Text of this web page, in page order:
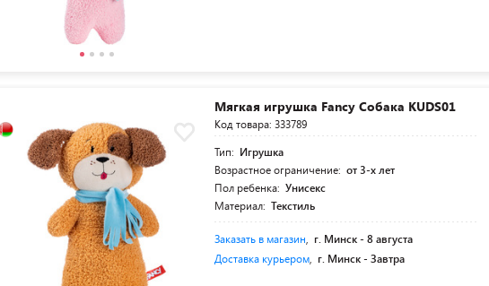
Мягкая игрушка Fancy Собака KUDS01
Код товара: 333789
Тип: Игрушка
Возрастное ограничение: от 3-х лет
Пол ребенка: Унисекс
Материал: Текстиль
Заказать в магазин г. Минск -8 августа
Доставка курьером г. Минск -Завтра